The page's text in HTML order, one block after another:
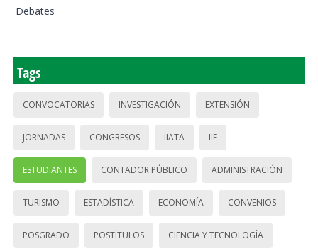
Debates
Tags
CONVOCATORIAS INVESTIGACIÓN EXTENSIÓN
JORNADAS CONGRESOS IIATA IIE
ESTUDIANTES CONTADOR PÚBLICO ADMINISTRACIÓN
TURISMO ESTADÍSTICA ECONOMÍA CONVENIOS
POSGRADO POSTÍTULOS CIENCIA Y TECNOLOGÍA